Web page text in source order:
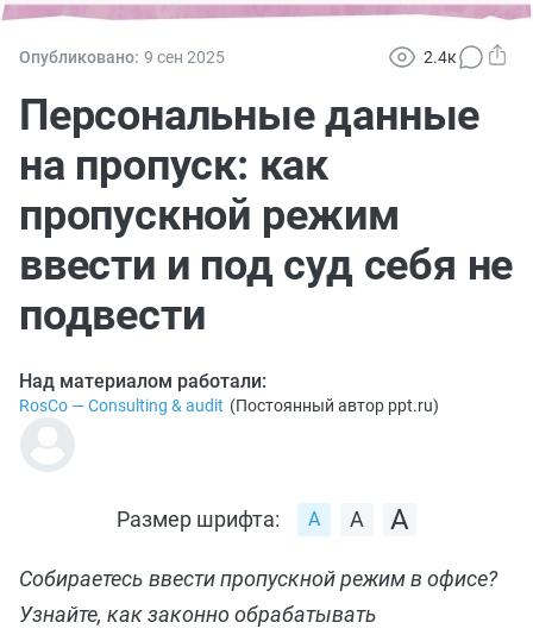
Опубликовано: 9 сен 2025 2.4к
Персональные данные
на пропуск: как
пропускной режим
ввести и под суд себя не
подвести
Над материалом работали:
RosCo — Consulting & audit (Постоянный автор ppt.ru)
Размер шрифта:
Собираетесь ввести пропускной режим в офисе?
Узнайте, как законно обрабатывать